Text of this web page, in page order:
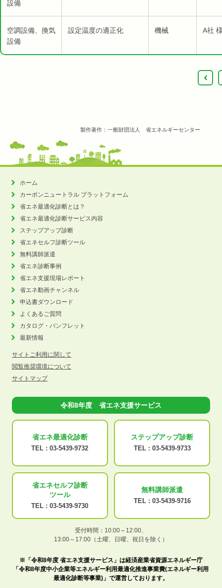
設備
空調設備、換気
設備
設定温度の適正化 機械 A社
‹
製作著作：一般財団法人 省エネルギーセンター
ホーム
カーボンニュートラル プラットフォーム
省エネ最適化診断とは？
省エネ最適化診断サービス内容
ステップアップ診断
省エネセルフ診断ツール
無料講師派遣
省エネ診断事例
省エネ支援現場レポート
省エネ動画チャンネル
申込書ダウンロード
よくあるご質問
カタログ・パンフレット
最新情報
サイトご利用に関して
閲覧推奨環境について
サイトマップ
令和8年度 省エネ支援サービス
省エネ最適化診断
TEL : 03-5439-9732
ステップアップ診断
TEL : 03-5439-9733
省エネセルフ診断
ツール
TEL : 03-5439-9730
無料講師派遣
TEL : 03-5439-9716
受付時間：10:00～12:00、
13:00～17:00（土曜、日曜、祝日を除く）
※「令和8年度 省エネ支援サービス」は経済産業省資源エネルギー庁
「令和8年度中小企業等エネルギー利用最適化推進事業費(エネルギー利用
最適化診断等事業)」で運営しております。